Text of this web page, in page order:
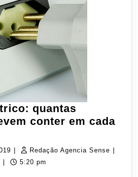
quantas
conter em cada
fevereiro
25,
Redação Agencia Sense
5:20 pm